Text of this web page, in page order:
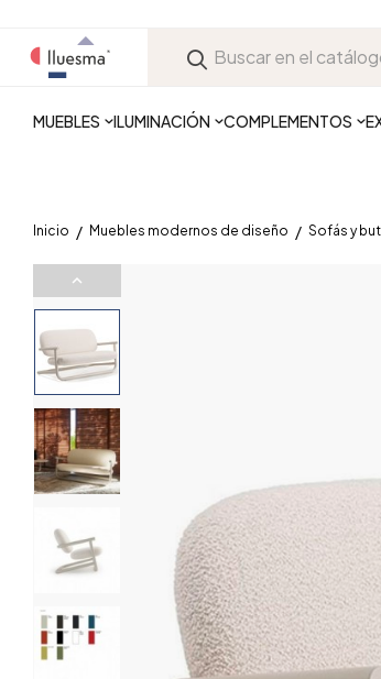
MUEBLES ILUMINACIÓN COMPLEMENTOS
Inicio Muebles modernos de diseño Sofás y